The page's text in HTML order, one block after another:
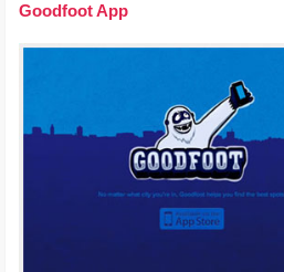
Goodfoot App